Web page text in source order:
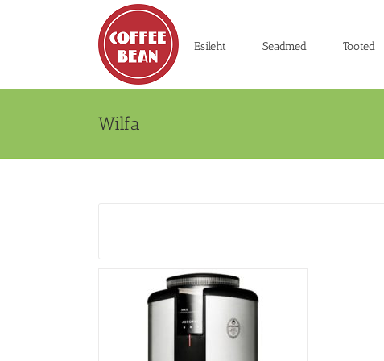
Esileht Seadmed Tooted
Wilfa